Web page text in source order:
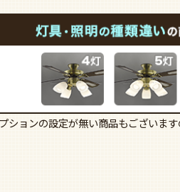
ションの設定が無い商品もございます